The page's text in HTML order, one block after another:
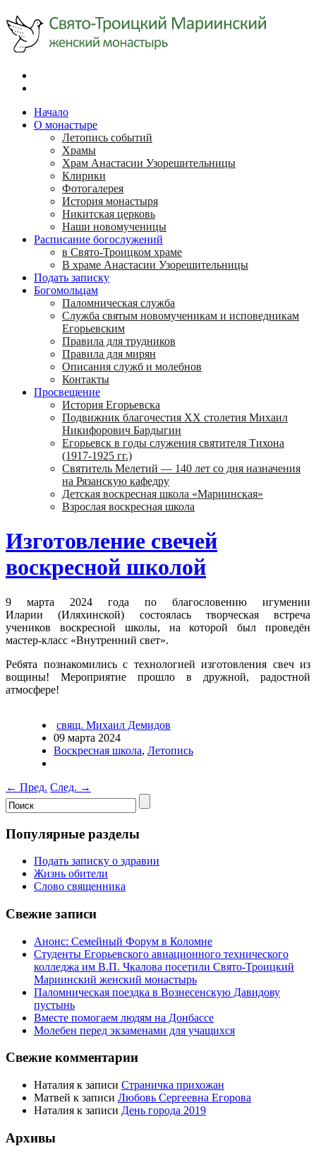
Начало
О монастыре
Летопись событий
Храмы
Храм Анастасии Узорешительницы
Клирики
Фотогалерея
История монастыря
Никитская церковь
Наши новомученицы
Расписание богослужений
в Свято-Троицком храме
В храме Анастасии Узорешительницы
Подать записку
Богомольцам
Паломническая служба
Служба святым новомученикам и исповедникам
Егорьевским
Правила для трудников
Правила для мирян
Описания служб и молебнов
Контакты
Просвещение
История Егорьевска
Подвижник благочестия ХХ столетия Михаил
Никифорович Бардыгин
Егорьевск в годы служения святителя Тихона
(1917-1925 гг.)
Святитель Мелетий — 140 лет со дня назначения
на Рязанскую кафедру
Детская воскресная школа «Мариинская»
Взрослая воскресная школа
Изготовление свечей
воскресной школой
9 марта 2024 года по благословению игумении
Иларии (Иляхинской) состоялась творческая встреча
учеников воскресной школы, на которой был проведён
мастер-класс «Внутренний свет».
Ребята познакомились с технологией изготовления свеч из
вощины! Мероприятие прошло в дружной, радостной
атмосфере!
свящ. Михаил Демидов
09 марта 2024
Воскресная школа, Летопись
← Пред. След. →
Популярные разделы
Подать записку о здравии
Жизнь обители
Слово священника
Свежие записи
Анонс: Семейный Форум в Коломне
Студенты Егорьевского авиационного технического
колледжа им В.П. Чкалова посетили Свято-Троицкий
Мариинский женский монастырь
Паломническая поездка в Вознесенскую Давидову
пустынь
Вместе помогаем людям на Донбассе
Молебен перед экзаменами для учащихся
Свежие комментарии
Наталия к записи Страничка прихожан
Матвей к записи Любовь Сергеевна Егорова
Наталия к записи День города 2019
Архивы